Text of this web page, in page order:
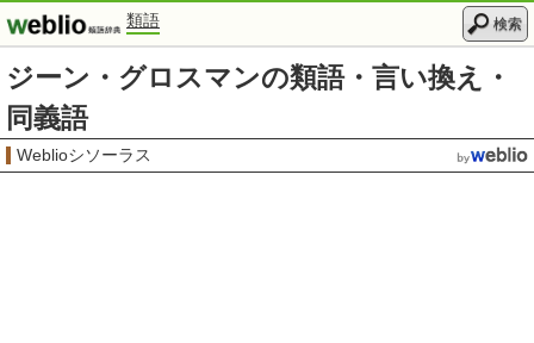
類語 検索
ジーン・グロスマンの類語・言い換え・
同義語
Weblioシソーラス